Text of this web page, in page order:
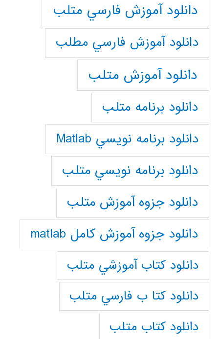
دانلود آموزش فارسي متلب
دانلود آموزش فارسي مطلب
دانلود آموزش متلب
دانلود برنامه متلب
دانلود برنامه نويسي Matlab
دانلود برنامه نويسي متلب
دانلود جزوه آموزش متلب
دانلود جزوه آموزش کامل matlab
دانلود كتاب آموزشي متلب
دانلود كتا ب فارسي متلب
دانلود كتاب متلب